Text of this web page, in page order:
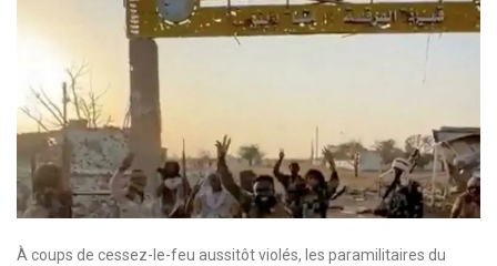
À coups de cessez-le-feu aussitôt violés, les paramilitaires du